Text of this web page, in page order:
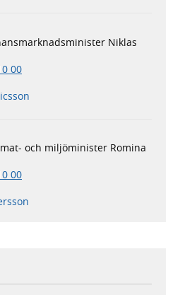
Niklas
00
och miljöminister Romina
00